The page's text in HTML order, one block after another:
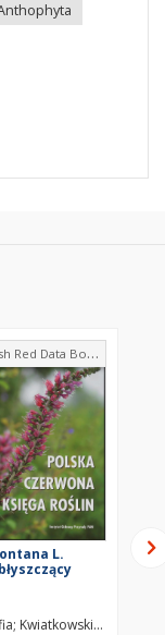
Book of Plants : Pteridophytes and flowering plants
L.
Kwiatkowski, Paweł